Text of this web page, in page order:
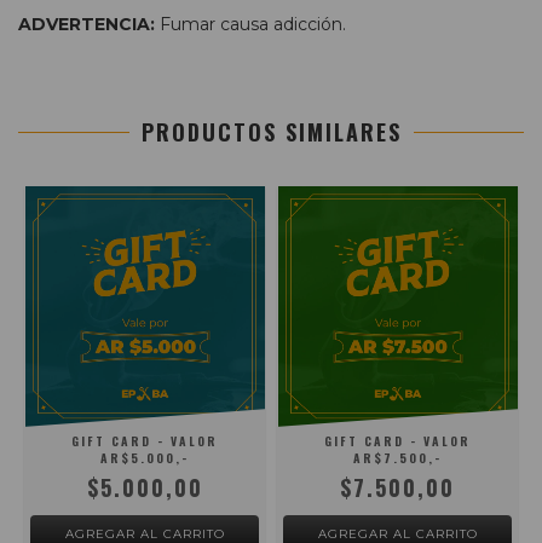
ADVERTENCIA: Fumar causa adicción.
PRODUCTOS SIMILARES
GIFT CARD - VALOR
AR$5.000,-
$5.000,00
GIFT CARD - VALOR
AR$7.500,-
$7.500,00